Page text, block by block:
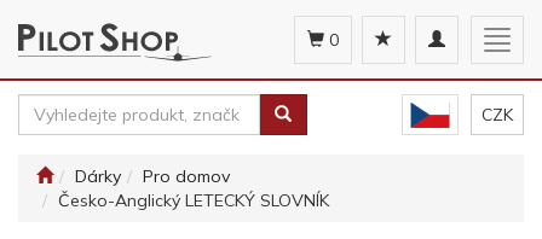
Toggle
navigation
0
CZK
Dárky
Pro domov
Česko-Anglický LETECKÝ SLOVNÍK